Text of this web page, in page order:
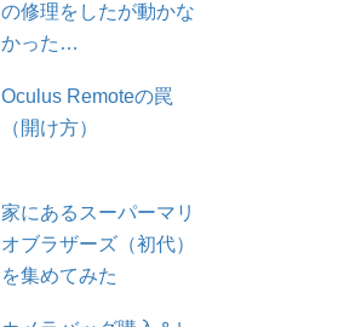
の修理をしたが動かな
かった…
Oculus Remoteの罠
（開け方）
家にあるスーパーマリ
オブラザーズ（初代）
を集めてみた